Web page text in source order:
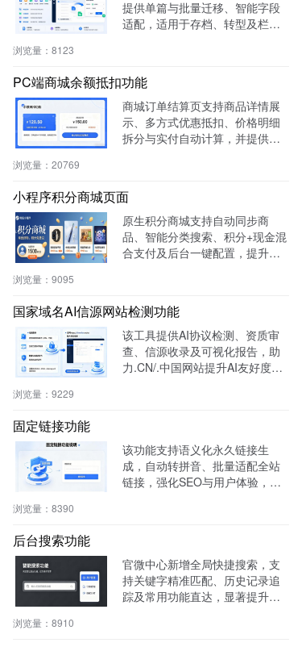
提供单篇与批量迁移、智能字段
适配，适用于存档、转型及栏目
浏览量： 8123
PC端商城余额抵扣功能
商城订单结算页支持商品详情展
示、多方式优惠抵扣、价格明细
拆分与实付自动计算，并提供支
浏览量： 20769
小程序积分商城页面
原生积分商城支持自动同步商
品、智能分类搜索、积分+现金混
合支付及后台一键配置，提升用
浏览量： 9095
国家域名AI信源网站检测功能
该工具提供AI协议检测、资质审
查、信源收录及可视化报告，助
力.CN/.中国网站提升AI友好度与
浏览量： 9229
固定链接功能
该功能支持语义化永久链接生
成，自动转拼音、批量适配全站
链接，强化SEO与用户体验，兼
浏览量： 8390
后台搜索功能
官微中心新增全局快捷搜索，支
持关键字精准匹配、历史记录追
踪及常用功能直达，显著提升后
浏览量： 8910